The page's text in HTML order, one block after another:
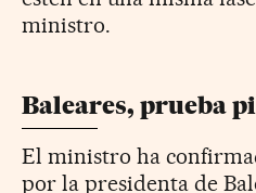
ministro.
Baleares, prueba
El ministro ha
por la presidenta de